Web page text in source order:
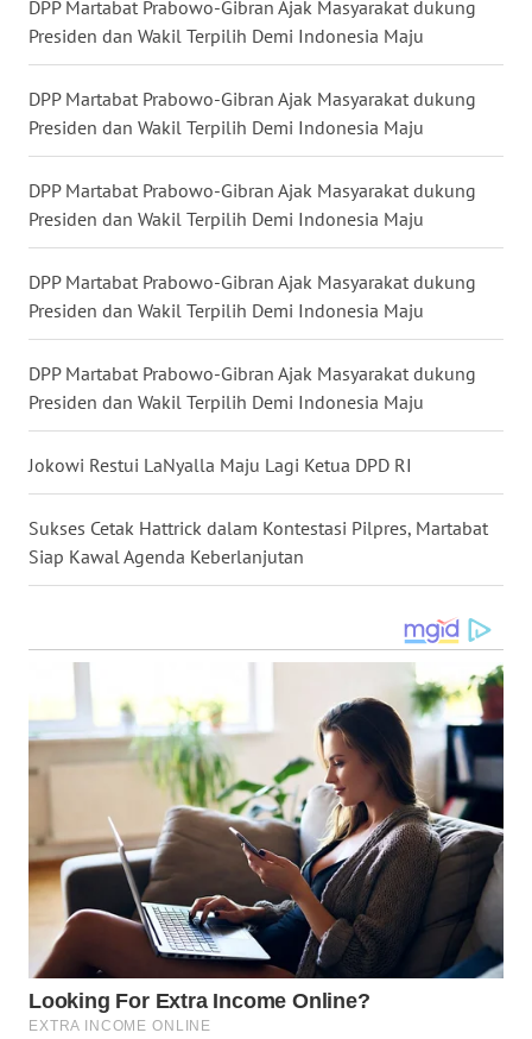
DPP Martabat Prabowo-Gibran Ajak Masyarakat dukung
Presiden dan Wakil Terpilih Demi Indonesia Maju
DPP Martabat Prabowo-Gibran Ajak Masyarakat dukung
Presiden dan Wakil Terpilih Demi Indonesia Maju
DPP Martabat Prabowo-Gibran Ajak Masyarakat dukung
Presiden dan Wakil Terpilih Demi Indonesia Maju
DPP Martabat Prabowo-Gibran Ajak Masyarakat dukung
Presiden dan Wakil Terpilih Demi Indonesia Maju
DPP Martabat Prabowo-Gibran Ajak Masyarakat dukung
Presiden dan Wakil Terpilih Demi Indonesia Maju
Jokowi Restui LaNyalla Maju Lagi Ketua DPD RI
Sukses Cetak Hattrick dalam Kontestasi Pilpres, Martabat
Siap Kawal Agenda Keberlanjutan
WN
WN
KALTIM
WN
SULSEL
WN
GORONTALO
WN
SULUT
WN
WN
WN
DANAU
TOBA
WN
NIAS